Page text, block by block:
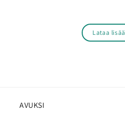
Lataa lisää
AVUKSI